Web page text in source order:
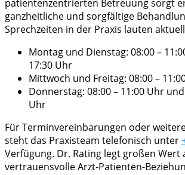
patientenzentrierten Betreuung sorgt
ganzheitliche und sorgfältige
Sprechzeiten in der Praxis lauten
Montag und Dienstag: 08:00 –
17:30 Uhr
Mittwoch und Freitag: 08:00 –
Donnerstag: 08:00 – 11:00 Uhr
Uhr
Für Terminvereinbarungen oder
steht das Praxisteam telefonisch unter
Verfügung. Dr. Rating legt großen Wert
vertrauensvolle Arzt-Patienten-